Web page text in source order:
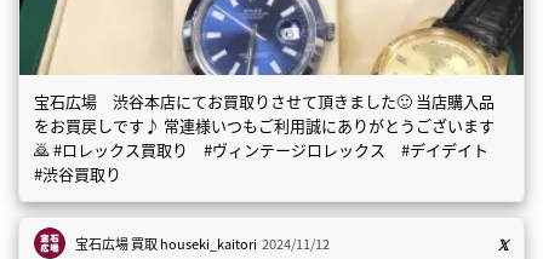
宝石広場 渋谷本店にてお買取りさせて頂きました🙂 当店購入品
をお買戻しです♪ 常連様いつもご利用誠にありがとうございます
🙇 #ロレックス買取り #ヴィンテージロレックス #デイデイト
#渋谷買取り
宝石広場 買取houseki_kaitori 2024/11/12